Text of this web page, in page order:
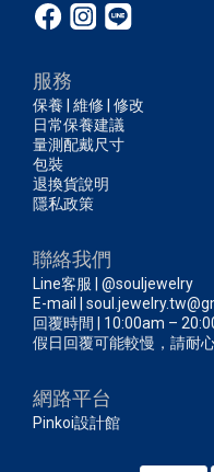
服務
保養 | 維修 | 修改
日常保養建議
量測配戴尺寸
包裝
退換貨說明
隱私政策
聯絡我們
Line客服 | @souljewelry
E-mail |
回覆時間 | 10:00am –
假日回覆可能較慢，請耐
網路平台
Pinkoi設計館